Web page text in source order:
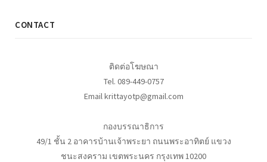
CONTACT
ติดต่อโฆษณา
Tel. 089-449-0757
Email krittayotp@gmail.com
กองบรรณาธิการ
49/1 ชั้น 2 อาคารบ้านเจ้าพระยา ถนนพระอาทิตย์ แขวง
ชนะสงคราม เขตพระนคร กรุงเทพ 10200